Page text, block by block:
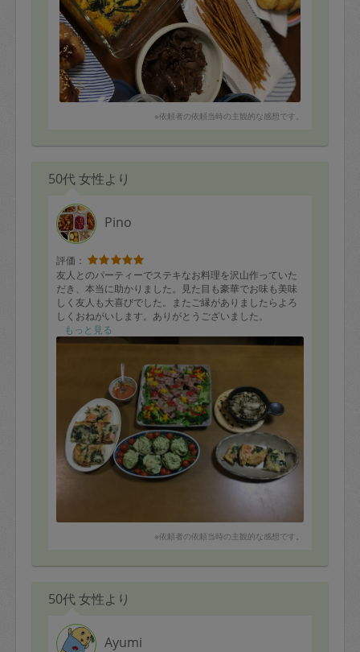
作り方からアレンジ方法まで教えていただけるので、パ
ーソナルのお料理教室のような贅沢な時間を過ごさせて
いただけました^_^
また年末が近づいてきたので
乾物や調味料の使いかけから
使っていただけたので、キッチンの整理もでき、助かり
い時間をありがとうございました(๑˃̵ᴗ˂̵)
※依頼者の依頼当時の主観的な感想です。
50代 女性より
Pino
評価：
友人とのパーティーでステキなお料理を沢山作っていた
だき、本当に助かりました。見た目も豪華でお味も美味
しく友人も大喜びでした。またご縁がありましたらよろ
しくおねがいします。ありがとうございました。
もっと見る
※依頼者の依頼当時の主観的な感想です。
50代 女性より
Ayumi